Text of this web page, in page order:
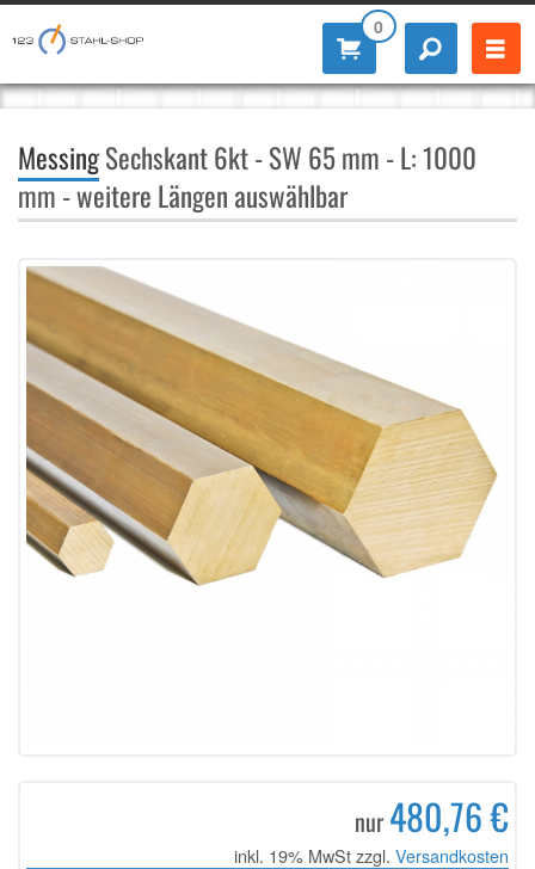
0
MessingSechskant 6kt - SW 65 mm - L: 1000
mm - weitere Längen auswählbar
nur480,76 €
inkl. 19% MwSt zzgl. Versandkosten